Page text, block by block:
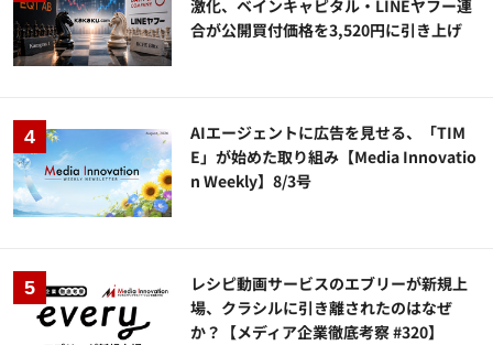
激化、ベインキャピタル・LINEヤフー連
合が公開買付価格を3,520円に引き上げ
AIエージェントに広告を見せる、「TIM
E」が始めた取り組み【Media Innovatio
n Weekly】8/3号
レシピ動画サービスのエブリーが新規上
場、クラシルに引き離されたのはなぜ
か？【メディア企業徹底考察 #320】